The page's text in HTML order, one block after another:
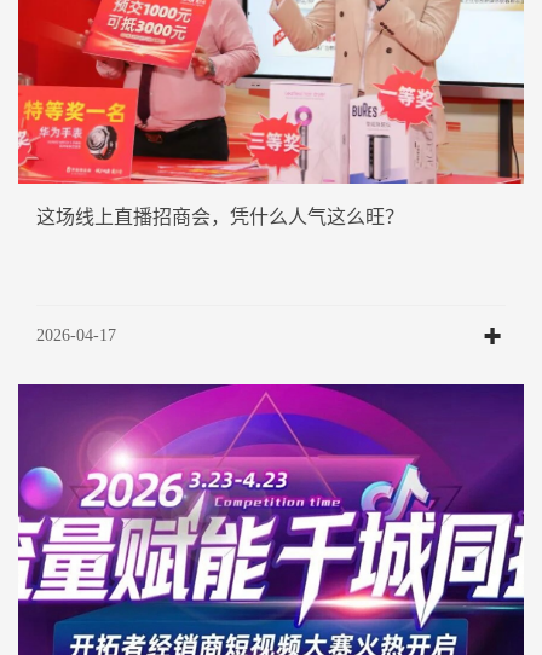
这场线上直播招商会，凭什么人气这么旺？
2026-04-17